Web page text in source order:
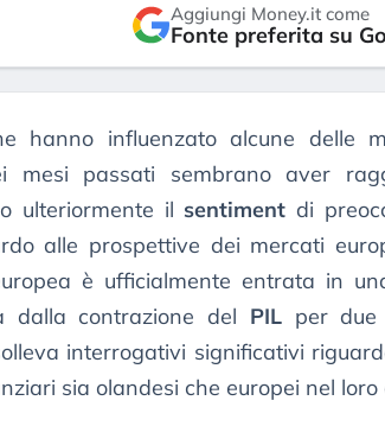
Aggiungi Money.it come
Fonte preferita su
hanno influenzato alcune delle
mesi passati sembrano aver
ulteriormente il sentiment di
alle prospettive dei mercati
è ufficialmente entrata in
dalla contrazione del PILper due
interrogativi significativi
sia olandesi che europei nel loro
3 agosto 2026